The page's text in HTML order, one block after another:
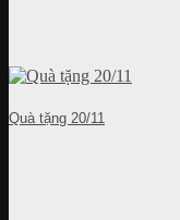
Quà tặng 20/11